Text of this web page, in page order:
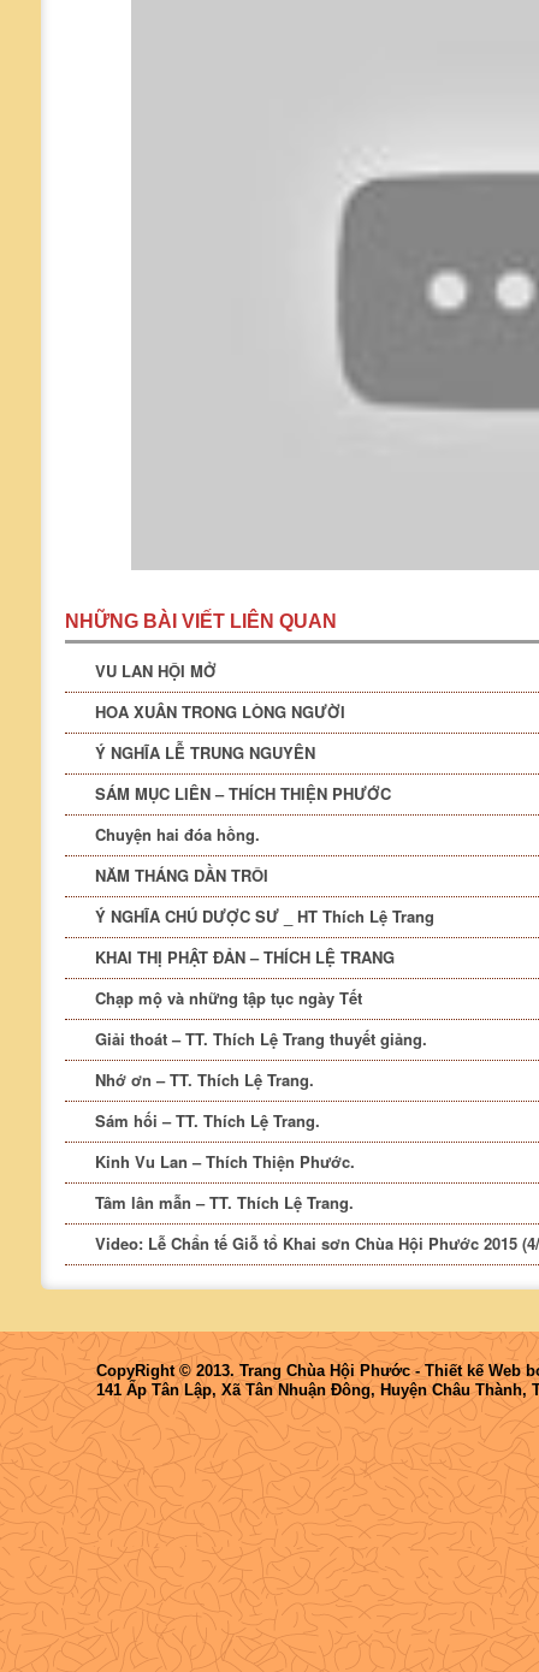
NHỮNG BÀI VIẾT LIÊN QUAN
VU LAN HỘI MỞ
HOA XUÂN TRONG LÒNG NGƯỜI
Ý NGHĨA LỄ TRUNG NGUYÊN
SÁM MỤC LIÊN – THÍCH THIỆN PHƯỚC
Chuyện hai đóa hồng.
NĂM THÁNG DẦN TRÔI
Ý NGHĨA CHÚ DƯỢC SƯ _ HT Thích Lệ Trang
KHAI THỊ PHẬT ĐẢN – THÍCH LỆ TRANG
Chạp mộ và những tập tục ngày Tết
Giải thoát – TT. Thích Lệ Trang thuyết giảng.
Nhớ ơn – TT. Thích Lệ Trang.
Sám hối – TT. Thích Lệ Trang.
Kinh Vu Lan – Thích Thiện Phước.
Tâm lân mẫn – TT. Thích Lệ Trang.
Video: Lễ Chẩn tế Giỗ tổ Khai sơn Chùa Hội Phước 2015
CopyRight © 2013. Trang Chùa Hội Phước - Thiết kế Web
141 Ấp Tân Lập, Xã Tân Nhuận Đông, Huyện Châu Thành,